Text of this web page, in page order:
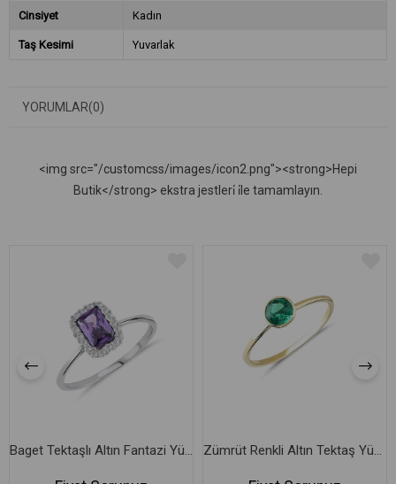
Cinsiyet Kadın
Taş Kesimi Yuvarlak
YORUMLAR(0)
<img src="/customcss/images/icon2.png"><strong>Hepi
Butik</strong> ekstra jestleri̇ i̇le tamamlayın.
Baget Tektaşlı Altın Fantazi Yüzük Zümrüt Renkli Altın Tektaş Yüzük